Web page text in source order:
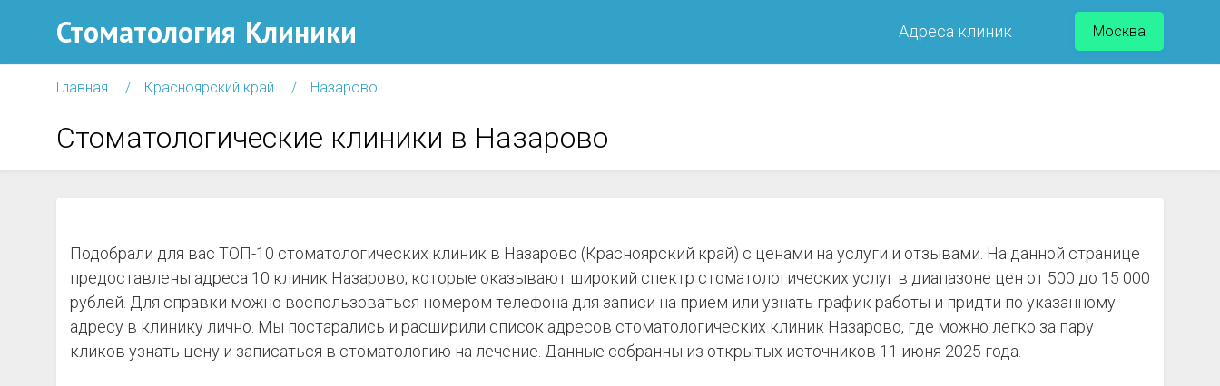
Стоматология Клиники Адреса клиник Москва
Главная Красноярский край Назарово
Стоматологические клиники в Назарово
Подобрали для вас ТОП-10 стоматологических клиник в Назарово (Красноярский край) с ценами на услуги и отзывами. На данной странице
предоставлены адреса 10 клиник Назарово, которые оказывают широкий спектр стоматологических услуг в диапазоне цен от 500 до 15 000
рублей. Для справки можно воспользоваться номером телефона для записи на прием или узнать график работы и придти по указанному
адресу в клинику лично. Мы постарались и расширили список адресов стоматологических клиник Назарово, где можно легко за пару
кликов узнать цену и записаться в стоматологию на лечение. Данные собранны из открытых источников 11 июня 2025 года.